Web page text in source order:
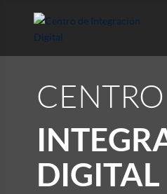
DIGITAL